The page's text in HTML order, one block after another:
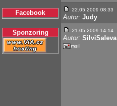
Facebook
Sponzoring
22.05.2009 08:33
Autor: Judy
21.05.2009 14:14
Autor: SilviSaleva